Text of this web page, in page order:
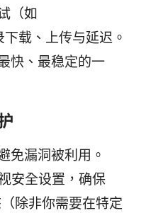
（如
载、上传与延迟。
快、最稳定的一
免漏洞被利用。
安全设置，确保
除非你需要在特定